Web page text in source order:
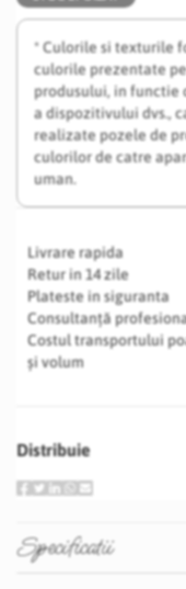
* Culorile si texturile
culorile prezentate
produsului, in functie
a dispozitivului dvs.,
realizate pozele de
culorilor de catre
uman.
Livrare rapida
Retur in 14 zile
Plateste in siguranta
Consultanță
Costul transportului
și volum
Distribuie
Specificatii